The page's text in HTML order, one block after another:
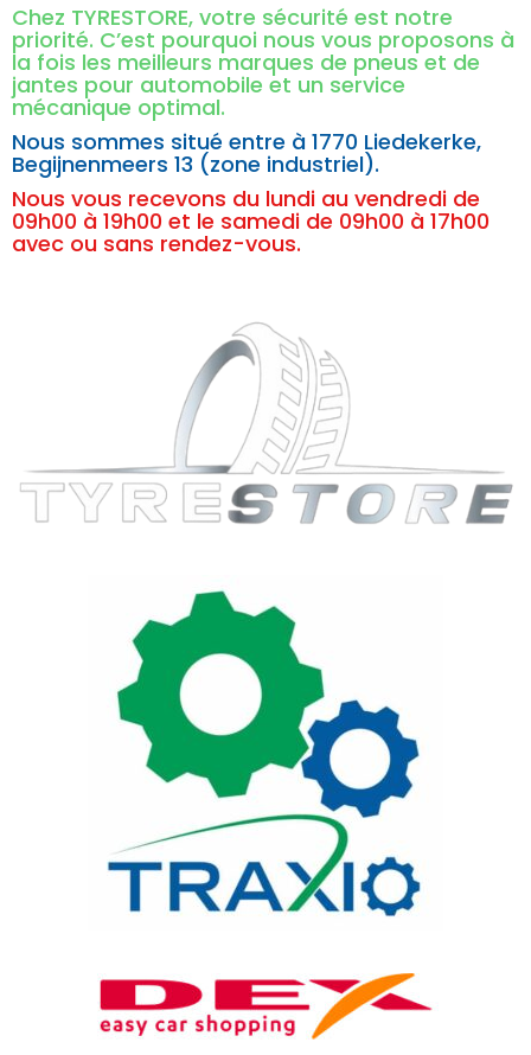
Chez TYRESTORE, votre sécurité est notre
priorité. C’est pourquoi nous vous proposons à
la fois les meilleurs marques de pneus et de
jantes pour automobile et un service
mécanique optimal.
Nous sommes situé entre à 1770 Liedekerke,
Begijnenmeers 13 (zone industriel).
Nous vous recevons du lundi au vendredi de
09h00 à 19h00 et le samedi de 09h00 à 17h00
avec ou sans rendez-vous.